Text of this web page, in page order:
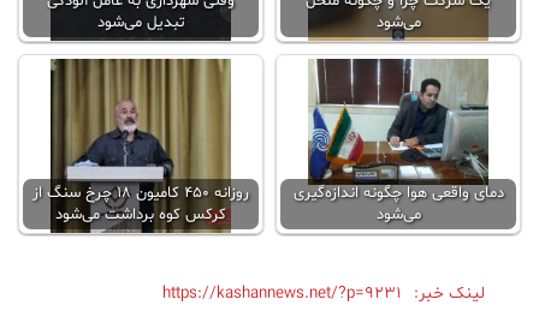
می‌شود
تبدیل می‌شود
دمای واقعی هوا چگونه اندازه‌گیری
می‌شود
روزانه ۴۵۰ کامیون ۱۸ چرخ سنگ از
کرکس کوه برداشت می‌شود
لینک خبر: https://kashannews.net/?p=9231